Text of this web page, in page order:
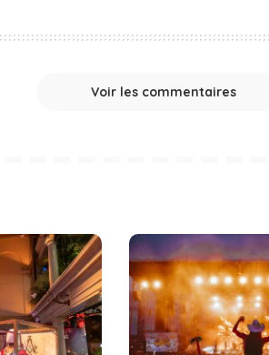
Voir les commentaires